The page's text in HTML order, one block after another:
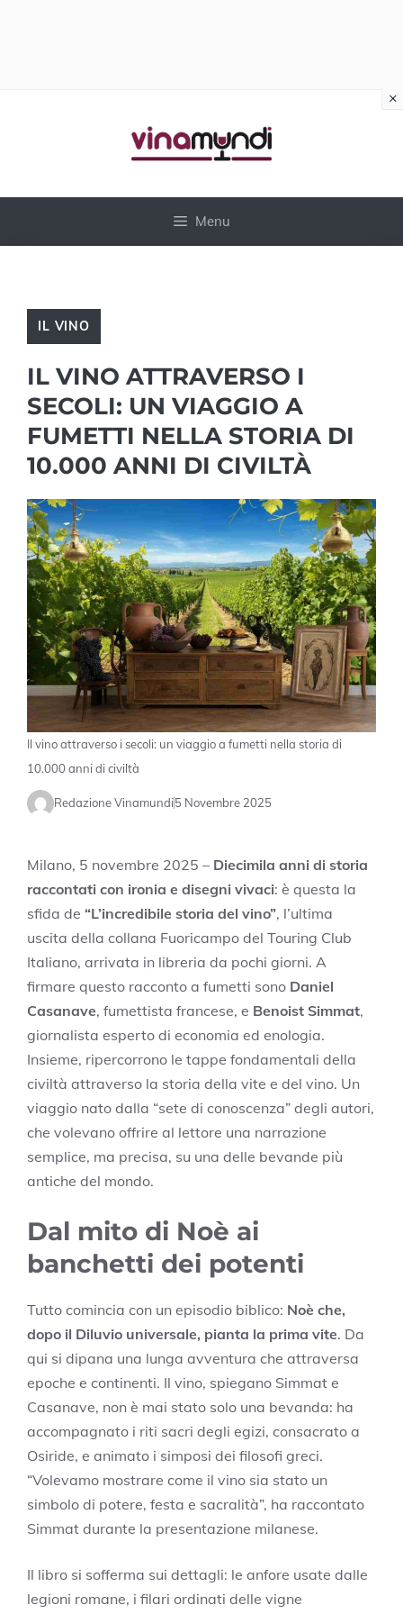
Menu
IL VINO
IL VINO ATTRAVERSO I
SECOLI: UN VIAGGIO A
FUMETTI NELLA STORIA DI
10.000 ANNI DI CIVILTÀ
Il vino attraverso i secoli: un viaggio a fumetti nella storia di
10.000 anni di civiltà
Redazione Vinamundi5 Novembre 2025
Milano, 5 novembre 2025 – Diecimila anni di storia
raccontati con ironia e disegni vivaci: è questa la
sfida de “L’incredibile storia del vino”, l’ultima
uscita della collana Fuoricampo del Touring Club
Italiano, arrivata in libreria da pochi giorni. A
firmare questo racconto a fumetti sono Daniel
Casanave, fumettista francese, e Benoist Simmat,
giornalista esperto di economia ed enologia.
Insieme, ripercorrono le tappe fondamentali della
civiltà attraverso la storia della vite e del vino. Un
viaggio nato dalla “sete di conoscenza” degli autori,
che volevano offrire al lettore una narrazione
semplice, ma precisa, su una delle bevande più
antiche del mondo.
Dal mito di Noè ai
banchetti dei potenti
Tutto comincia con un episodio biblico: Noè che,
dopo il Diluvio universale, pianta la prima vite. Da
qui si dipana una lunga avventura che attraversa
epoche e continenti. Il vino, spiegano Simmat e
Casanave, non è mai stato solo una bevanda: ha
accompagnato i riti sacri degli egizi, consacrato a
Osiride, e animato i simposi dei filosofi greci.
“Volevamo mostrare come il vino sia stato un
simbolo di potere, festa e sacralità”, ha raccontato
Simmat durante la presentazione milanese.
Il libro si sofferma sui dettagli: le anfore usate dalle
legioni romane, i filari ordinati delle vigne
×